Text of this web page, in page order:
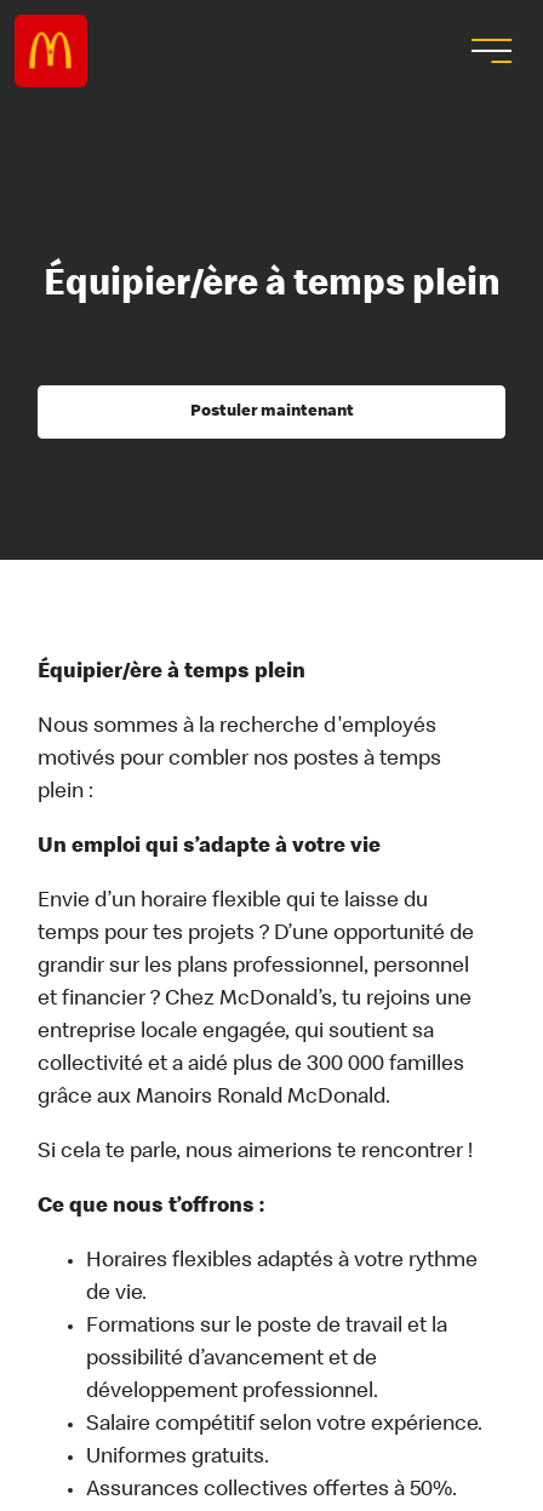
Équipier/ère à temps plein
Postuler maintenant
Équipier/ère à temps plein
Nous sommes à la recherche d'employés
motivés pour combler nos postes à temps
plein :
Un emploi qui s’adapte à votre vie
Envie d’un horaire flexible qui te laisse du
temps pour tes projets ? D’une opportunité de
grandir sur les plans professionnel, personnel
et financier ? Chez McDonald’s, tu rejoins une
entreprise locale engagée, qui soutient sa
collectivité et a aidé plus de 300 000 familles
grâce aux Manoirs Ronald McDonald.
Si cela te parle, nous aimerions te rencontrer !
Ce que nous t’offrons :
Horaires flexibles adaptés à votre rythme
de vie.
Formations sur le poste de travail et la
possibilité d’avancement et de
développement professionnel.
Salaire compétitif selon votre expérience.
Uniformes gratuits.
Assurances collectives offertes à 50%.